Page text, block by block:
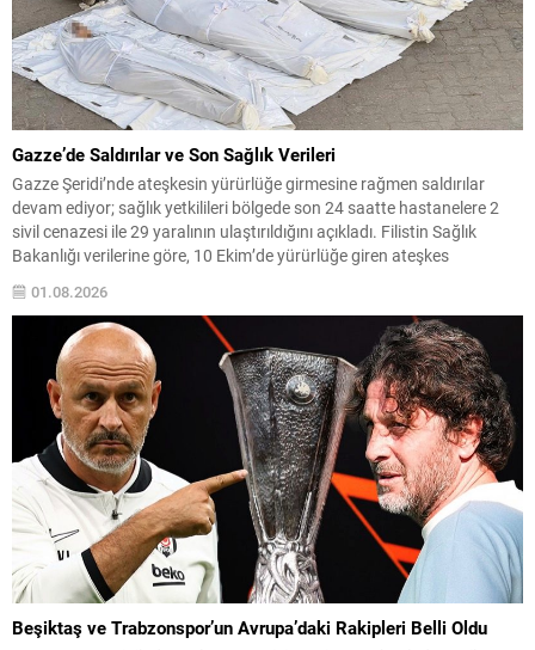
Gazze’de Saldırılar ve Son Sağlık Verileri
Gazze Şeridi’nde ateşkesin yürürlüğe girmesine rağmen saldırılar
devam ediyor; sağlık yetkilileri bölgede son 24 saatte hastanelere 2
sivil cenazesi ile 29 yaralının ulaştırıldığını açıkladı. Filistin Sağlık
Bakanlığı verilerine göre, 10 Ekim’de yürürlüğe giren ateşkes
anlaşmasından bu yana yaralı sayısı 4 bin 53e yükseldi, ölü sayısı ise
bin 222 olarak kaydedildi....
01.08.2026
Beşiktaş ve Trabzonspor’un Avrupa’daki Rakipleri Belli Oldu